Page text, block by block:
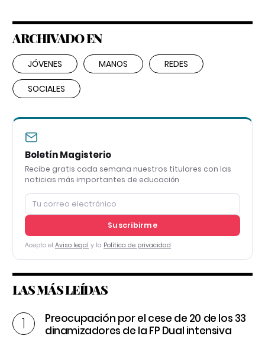
ARCHIVADO EN
JÓVENES MANOS REDES
SOCIALES
Boletín Magisterio
Recibe gratis cada semana nuestros titulares con las
noticias más importantes de educación
Suscribirme
Acepto el Aviso legal y la Política de privacidad
LAS MÁS LEÍDAS
Preocupación por el cese de 20 de los 33
dinamizadores de la FP Dual intensiva